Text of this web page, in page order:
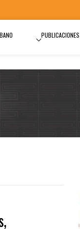
PUBLICACIONES